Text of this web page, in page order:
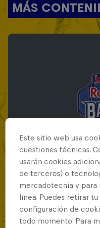
MÁS
Red Bull Batalla
2026
19 Septiembre
Este sitio web usa
cuestiones técnicas.
usarán cookies
de terceros) o
mercadotecnia y
línea. Puedes retirar
configuración de
todo momento. Para